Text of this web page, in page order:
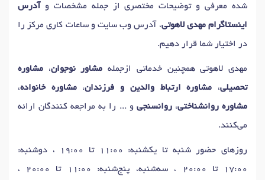
غربالگری اضطراب کودکان در تهران دکتر در تهران
درمان تحلیلی / روانکاوی در تهران دکتر مدیریت خشم در تهران
دکتر اضطراب در تهران دکتر
دکتر رفتار درمانیدر تهران دکتر مشاوره طلاقدر تهران
دکترسوء استفاده عاطفیدر تهران دکتر حل تعارض ازدواجدر تهران
دکترمشاوره قبل ازدواجدر تهران دکتر مشاوره بهداشت روانیدر تهران
دکترنوسانات خلقی
دکتر مشاوره والدین در تهران دکتر تست شخصیت
سندرم قبل از قاعدگی (PMS) در تهران
شده معرفی و توضیحات مختصری از جمله مشخصات و آدرس
اینستاگرام مهدی لاهوتی، آدرس وب سایت و ساعات کاری مرکز را
در اختیار شما قرار دهیم.
مهدی لاهوتی همچنین خدماتی ازجمله مشاور نوجوان، مشاوره
تحصیلی، مشاوره ارتباط والدین و فرزندان،مشاوره خانواده،
مشاوره روانشناختی،روانسنجی و ... را به مراجعه کنندگان ارائه
می‌کنند.
روزهای حضور شنبه تا یکشنبه: 11:00 تا 19:00 ، دوشنبه:
17:00 تا 20:00 ، سه‌شنبه، پنج‌شنبه: 11:00 تا 20:00 ،